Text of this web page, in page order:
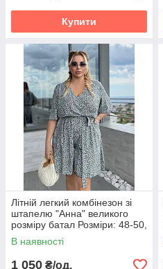
Купити
Літній легкий комбінезон зі
штапелю "Анна" великого
розміру батал Розміри: 48-50,
52-54, 56-58
В наявності
1 050 ₴/од.